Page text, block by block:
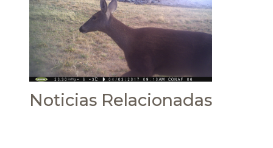
Noticias Relacionadas